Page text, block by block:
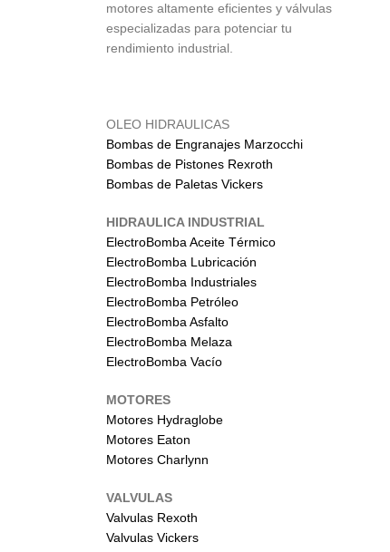
motores altamente eficientes y válvulas
especializadas para potenciar tu
rendimiento industrial.
OLEO HIDRAULICAS
Bombas de Engranajes Marzocchi
Bombas de Pistones Rexroth
Bombas de Paletas Vickers
HIDRAULICA INDUSTRIAL
ElectroBomba Aceite Térmico
ElectroBomba Lubricación
ElectroBomba Industriales
ElectroBomba Petróleo
ElectroBomba Asfalto
ElectroBomba Melaza
ElectroBomba Vacío
MOTORES
Motores Hydraglobe
Motores Eaton
Motores Charlynn
VALVULAS
Valvulas Rexoth
Valvulas Vickers